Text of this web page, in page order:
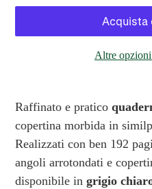
Altre
del
prodotto
nel
Raffinato e pratico
copertina morbida in
Realizzati con ben 192
angoli arrotondati e
disponibile in grigio